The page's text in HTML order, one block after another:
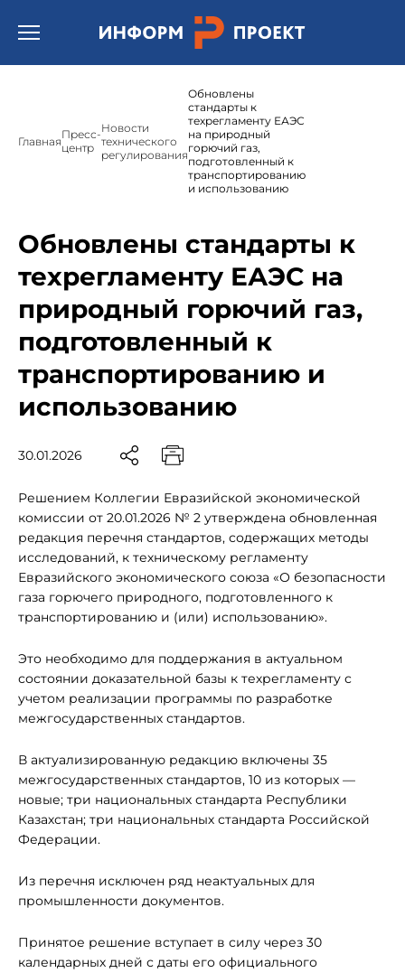
Открыть бургер меню.
ГлавнаяПресс-
центр
Новости
технического
регулирования
Обновлены
стандарты к
техрегламенту ЕАЭС
на природный
горючий газ,
подготовленный к
транспортированию
и использованию
Обновлены стандарты к
техрегламенту ЕАЭС на
природный горючий газ,
подготовленный к
транспортированию и
использованию
30.01.2026
Решением Коллегии Евразийской экономической
комиссии от 20.01.2026 № 2 утверждена обновленная
редакция перечня стандартов, содержащих методы
исследований, к техническому регламенту
Евразийского экономического союза «О безопасности
газа горючего природного, подготовленного к
транспортированию и (или) использованию».
Это необходимо для поддержания в актуальном
состоянии доказательной базы к техрегламенту с
учетом реализации программы по разработке
межгосударственных стандартов.
В актуализированную редакцию включены 35
межгосударственных стандартов, 10 из которых —
новые; три национальных стандарта Республики
Казахстан; три национальных стандарта Российской
Федерации.
Из перечня исключен ряд неактуальных для
промышленности документов.
Принятое решение вступает в силу через 30
календарных дней с даты его официального